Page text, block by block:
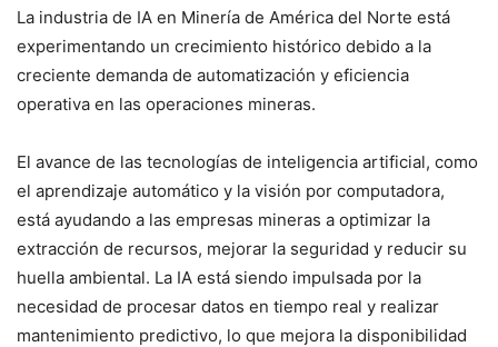
La industria de IA en Minería de América del Norte está
experimentando un crecimiento histórico debido a la
creciente demanda de automatización y eficiencia
operativa en las operaciones mineras.
El avance de las tecnologías de inteligencia artificial, como
el aprendizaje automático y la visión por computadora,
está ayudando a las empresas mineras a optimizar la
extracción de recursos, mejorar la seguridad y reducir su
huella ambiental. La IA está siendo impulsada por la
necesidad de procesar datos en tiempo real y realizar
mantenimiento predictivo, lo que mejora la disponibilidad